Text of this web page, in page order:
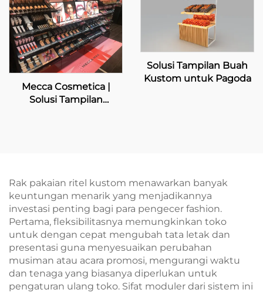
Mecca Cosmetica |
Solusi Tampilan
Solusi Tampilan Buah
Kustom untuk Pagoda
Rak pakaian ritel kustom menawarkan banyak
keuntungan menarik yang menjadikannya
investasi penting bagi para pengecer fashion.
Pertama, fleksibilitasnya memungkinkan toko
untuk dengan cepat mengubah tata letak dan
presentasi guna menyesuaikan perubahan
musiman atau acara promosi, mengurangi waktu
dan tenaga yang biasanya diperlukan untuk
pengaturan ulang toko. Sifat moduler dari sistem ini